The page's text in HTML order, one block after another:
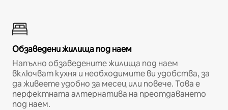
Обзаведени жилища под наем
Напълно обзаведените жилища под наем
включват кухня и необходимите ви удобства, за
да живеете удобно за месец или повече. Това е
перфектната алтернатива на преотдаването
под наем.